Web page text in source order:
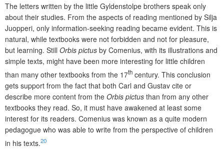
The letters written by the little Gyldenstolpe brothers speak only
about their studies. From the aspects of reading mentioned by Silja
Juopperi, only information-seeking reading became evident. This is
natural, while textbooks were not forbidden and not for pleasure,
but learning. Still Orbis pictus by Comenius, with its illustrations and
simple texts, might have been more interesting for little children
than many other textbooks from the 17th century. This conclusion
gets support from the fact that both Carl and Gustav cite or
describe more content from the Orbis pictus than from any other
textbooks they read. So, it must have awakened at least some
interest for its readers. Comenius was known as a quite modern
pedagogue who was able to write from the perspective of children
in his texts.20